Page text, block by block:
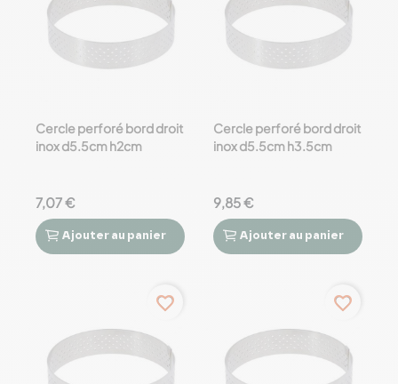
Cercle perforé bord droit
inox d5.5cm h2cm
7,07 €
 
Ajouter au panier
Cercle perforé bord droit
inox d5.5cm h3.5cm
9,85 €
 
Ajouter au panier
favorite_border favorite_border